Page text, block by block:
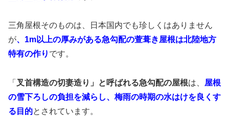
三角屋根そのものは、日本国内でも珍しくはありません
が、1m以上の厚みがある急勾配の萱葺き屋根は北陸地方
特有の作り です。
「 叉首構造の切妻造り」と呼ばれる急勾配の屋根は、 屋根
の雪下ろしの負担を減らし、梅雨の時期の水はけを良くす
る目的とされています。